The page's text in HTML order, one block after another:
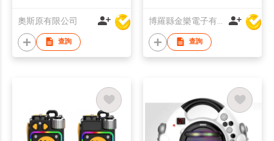
奧斯原有限公司
查詢 查詢